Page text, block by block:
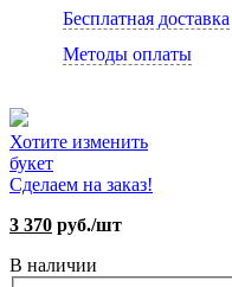
Бесплатная доставка
Методы оплаты
Хотите изменить
букет
Сделаем на заказ!
3 370 руб./шт
В наличии